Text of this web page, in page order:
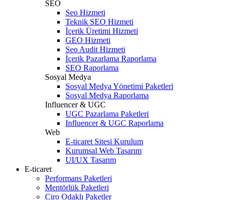
SEO
Seo Hizmeti
Teknik SEO Hizmeti
İçerik Üretimi Hizmeti
GEO Hizmeti
Seo Audit Hizmeti
İçerik Pazarlama Raporlama
SEO Raporlama
Sosyal Medya
Sosyal Medya Yönetimi Paketleri
Sosyal Medya Raporlama
Influencer & UGC
UGC Pazarlama Paketleri
Influencer & UGC Raporlama
Web
E-ticaret Sitesi Kurulum
Kurumsal Web Tasarım
UI/UX Tasarım
E-ticaret
Performans Paketleri
Mentörlük Paketleri
Ciro Odaklı Paketler